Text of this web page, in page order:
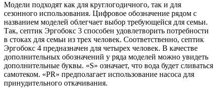
Модели подходят как для круглогодичного, так и для
сезонного использования. Цифровое обозначение рядом с
названием моделей облегчает выбор требующейся для семьи.
Так, септик Эргобокс 3 способен удовлетворить потребности
в стоках для семьи из трех человек. Соответственно, септик
Эргобокс 4 предназначен для четырех человек. В качестве
дополнительных обозначений у ряда моделей можно увидеть
дополнительные буквы. «S» означает, что вода будет сливаться
самотеком. «PR» предполагает использование насоса для
принудительного откачивания.